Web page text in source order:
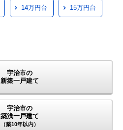
14万円台 15万円台
宇治市の
新築一戸建て
宇治市の
築浅一戸建て
（築10年以内）